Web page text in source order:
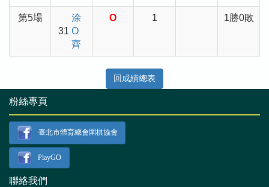
第5場
31
涂
O
齊
O 1 1勝0敗
回成績總表
粉絲專頁
臺北市體育總會圍棋協會
PlayGO
聯絡我們